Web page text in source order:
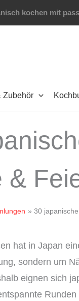
kochen mit
Zubehör
&
30
hat in Japan
sondern um
eignen sich